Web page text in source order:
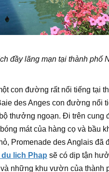
đầy lãng mạn tại thành phố
con đường rất nổi tiếng tại
des Anges con đường nổi
thưởng ngoạn. Đi trên
mát của hàng cọ và bầu
Promenade des Anglais
lich Phap sẽ có dịp tận
những khu vườn của thành